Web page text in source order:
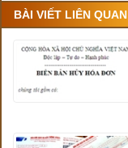
BÀI VIẾT LIÊN QUAN